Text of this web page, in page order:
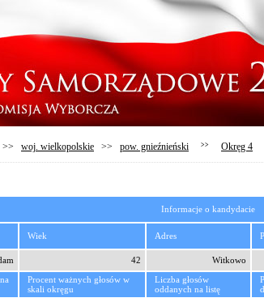
>> woj. wielkopolskie >> pow. gnieźnieński >> Okręg 4
Informacje o kandydacie
Wiek Adres
42 Witkowo
Procent ważnych głosów w
skali okręgu
Liczba głosów
oddanych na listę